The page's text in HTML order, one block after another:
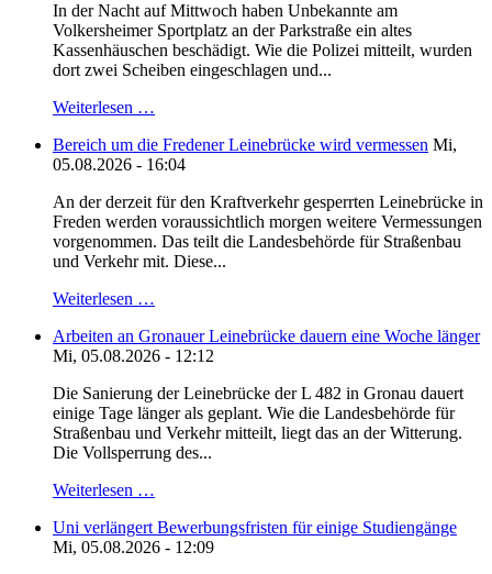
In der Nacht auf Mittwoch haben Unbekannte am
Volkersheimer Sportplatz an der Parkstraße ein altes
Kassenhäuschen beschädigt. Wie die Polizei mitteilt, wurden
dort zwei Scheiben eingeschlagen und...
Weiterlesen …
Bereich um die Fredener Leinebrücke wird vermessen Mi,
05.08.2026 - 16:04
An der derzeit für den Kraftverkehr gesperrten Leinebrücke in
Freden werden voraussichtlich morgen weitere Vermessungen
vorgenommen. Das teilt die Landesbehörde für Straßenbau
und Verkehr mit. Diese...
Weiterlesen …
Arbeiten an Gronauer Leinebrücke dauern eine Woche länger
Mi, 05.08.2026 - 12:12
Die Sanierung der Leinebrücke der L 482 in Gronau dauert
einige Tage länger als geplant. Wie die Landesbehörde für
Straßenbau und Verkehr mitteilt, liegt das an der Witterung.
Die Vollsperrung des...
Weiterlesen …
Uni verlängert Bewerbungsfristen für einige Studiengänge
Mi, 05.08.2026 - 12:09